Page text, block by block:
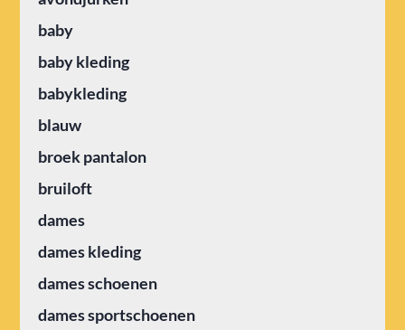
baby
baby kleding
babykleding
blauw
broek pantalon
bruiloft
dames
dames kleding
dames schoenen
dames sportschoenen